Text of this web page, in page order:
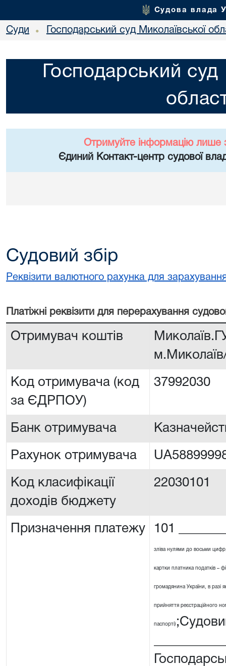
Судова влада
Суди • Господарський суд Миколаївської
Господарський суд
Отримуйте інформацію лише
Єдиний Контакт-центр судової
Судовий збір
Реквізити валютного рахунка для
Платiжнi реквiзити для перерахування
Отримувач коштів
Код отримувача (код
за ЄДРПОУ)
37992030
Банк отримувача
Рахунок отримувача
Код класифікації
доходів бюджету
22030101
Призначення платежу 101
зліва нулями до восьми
картки платника податків –
громадянина України, в разі
прийняття реєстраційного
паспорті)